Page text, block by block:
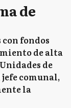
de
fondos
de alta
de
comunal,
la